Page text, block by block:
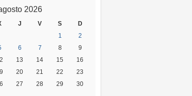
2026
J V S
D
1
2
6 7 8
9
13 14 15
16
20 21 22
23
27 28 29
30